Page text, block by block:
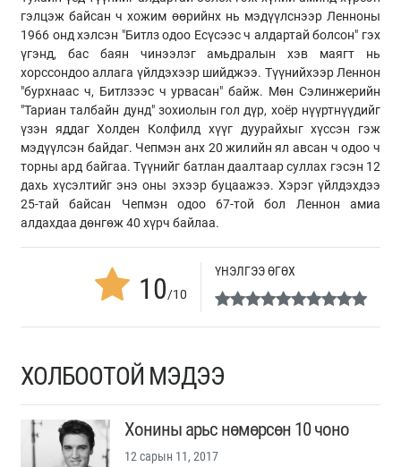
гэлцэж байсан ч хожим өөрийнх нь мэдүүлснээр Ленноны
1966 онд хэлсэн "Битлз одоо Есүсээс ч алдартай болсон" гэх
үгэнд, бас баян чинээлэг амьдралын хэв маягт нь
хорссондоо аллага үйлдэхээр шийджээ. Түүнийхээр Леннон
"бурхнаас ч, Битлзээс ч урвасан" байж. Мөн Сэлинжерийн
"Тариан талбайн дунд" зохиолын гол дүр, хоёр нүүртнүүдийг
үзэн яддаг Холден Колфилд хүүг дуурайхыг хүссэн гэж
мэдүүлсэн байдаг. Чепмэн анх 20 жилийн ял авсан ч одоо ч
торны ард байгаа. Түүнийг батлан даалтаар суллах гэсэн 12
дахь хүсэлтийг энэ оны эхээр буцаажээ. Хэрэг үйлдэхдээ
25-тай байсан Чепмэн одоо 67-той бол Леннон амиа
алдахдаа дөнгөж 40 хүрч байлаа.
10/10
ҮНЭЛГЭЭ ӨГӨХ
ХОЛБООТОЙ МЭДЭЭ
Хонины арьс нөмөрсөн 10 чоно
12 сарын 11, 2017